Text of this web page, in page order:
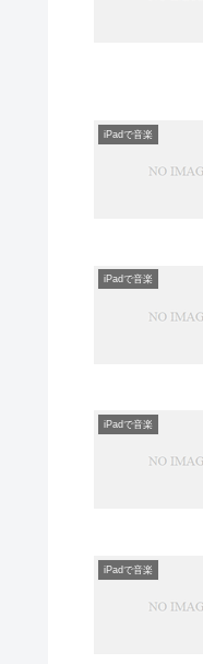
iPadで音楽
iPadで音楽
iPadで音楽
iPadで音楽